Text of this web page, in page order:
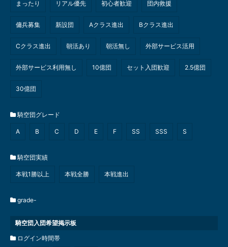
まったり リアル優先 初心者歓迎 団内救援
傭兵募集 新設団 Aクラス進出 Bクラス進出
Cクラス進出 朝活あり 朝活無し 外部サービス活用
外部サービス利用無し 10億団 セット入団歓迎 2.5億団
30億団
騎空団グレード
A B C D E F SS SSS S
騎空団実績
本戦1勝以上 本戦全勝 本戦進出
grade-
騎空団入団希望掲示板
ログイン時間帯